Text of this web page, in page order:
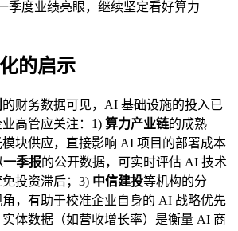
季度业绩亮眼，继续坚定看好算力
的启示
的财务数据可见，AI 基础设施的投入已
高管应关注：1) 算力产业链的成熟
块供应，直接影响 AI 项目的部署成本
一季报的公开数据，可实时评估 AI 技术
投资滞后；3) 中信建投等机构的分
，有助于校准企业自身的 AI 战略优先
体数据（如营收增长率）是衡量 AI 商